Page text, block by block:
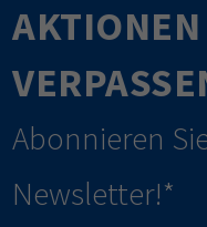
Abonnieren
Newsletter!*